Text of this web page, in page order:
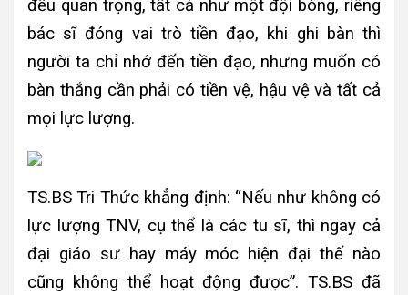
đều quan trọng, tất cả như một đội bóng, riêng
bác sĩ đóng vai trò tiền đạo, khi ghi bàn thì
người ta chỉ nhớ đến tiền đạo, nhưng muốn có
bàn thắng cần phải có tiền vệ, hậu vệ và tất cả
mọi lực lượng.
TS.BS Tri Thức khẳng định: “Nếu như không có
lực lượng TNV, cụ thể là các tu sĩ, thì ngay cả
đại giáo sư hay máy móc hiện đại thế nào
cũng không thể hoạt động được”. TS.BS đã